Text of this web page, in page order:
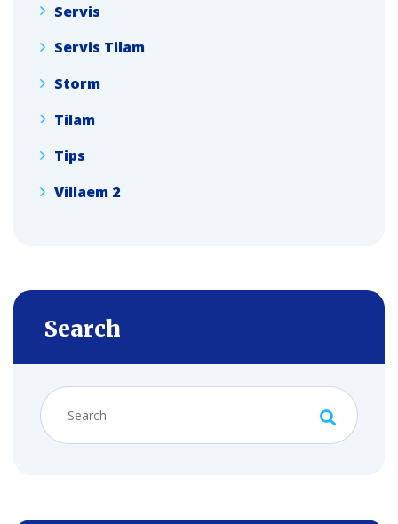
Servis
Servis Tilam
Storm
Tilam
Tips
Villaem 2
Search